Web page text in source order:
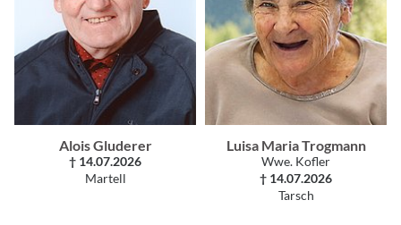
Alois Gluderer
† 14.07.2026
Martell
Luisa Maria Trogmann
Wwe. Kofler
† 14.07.2026
Tarsch